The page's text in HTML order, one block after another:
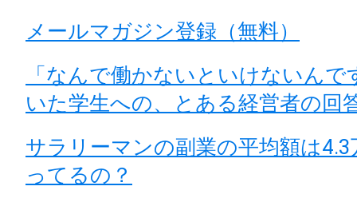
メールマガジン登録（無料）
「なんで働かないといけないんで
いた学生への、とある経営者の回
サラリーマンの副業の平均額は4.3
ってるの？